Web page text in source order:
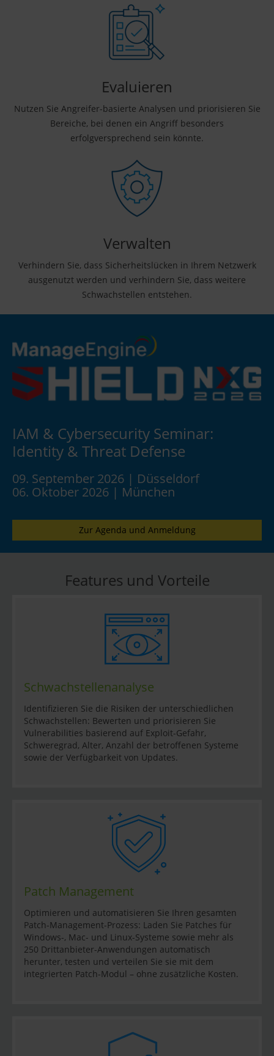
Evaluieren
Nutzen Sie Angreifer-basierte Analysen und priorisieren Sie
Bereiche, bei denen ein Angriff besonders
erfolgversprechend sein könnte.
Verwalten
Verhindern Sie, dass Sicherheitslücken in Ihrem Netzwerk
ausgenutzt werden und verhindern Sie, dass weitere
Schwachstellen entstehen.
IAM & Cybersecurity Seminar:
Identity & Threat Defense
09. September 2026 | Düsseldorf
06. Oktober 2026 | München
Zur Agenda und Anmeldung
Features und Vorteile
Schwachstellenanalyse
Identifizieren Sie die Risiken der unterschiedlichen
Schwachstellen: Bewerten und priorisieren Sie
Vulnerabilities basierend auf Exploit-Gefahr,
Schweregrad, Alter, Anzahl der betroffenen Systeme
sowie der Verfügbarkeit von Updates.
Patch Management
Optimieren und automatisieren Sie Ihren gesamten
Patch-Management-Prozess: Laden Sie Patches für
Windows-, Mac- und Linux-Systeme sowie mehr als
250 Drittanbieter-Anwendungen automatisch
herunter, testen und verteilen Sie sie mit dem
integrierten Patch-Modul – ohne zusätzliche Kosten.